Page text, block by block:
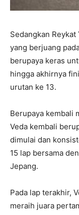
Sedangkan
yang berjuang
berupaya keras
hingga akhirnya
urutan ke 13.
Berupaya kembali
Veda kembali
dimulai dan
15 lap bersama
Jepang.
Pada lap terakhir,
meraih juara